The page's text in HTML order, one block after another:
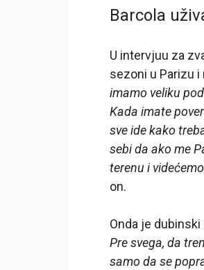
Barcola
U intervjuu za
sezoni u Parizu
imamo veliku
Kada imate
sve ide kako
sebi da ako me
terenu i
on.
Onda je
Pre svega, da
samo da se